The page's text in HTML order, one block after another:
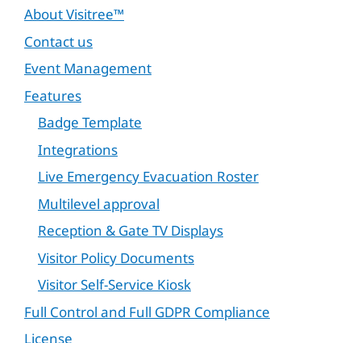
About Visitree™
Contact us
Event Management
Features
Badge Template
Integrations
Live Emergency Evacuation Roster
Multilevel approval
Reception & Gate TV Displays
Visitor Policy Documents
Visitor Self-Service Kiosk
Full Control and Full GDPR Compliance